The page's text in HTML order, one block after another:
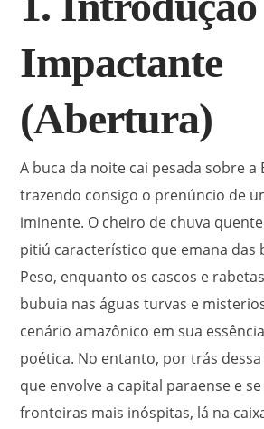
Impactante
(Abertura)
A buca da noite cai pesada sobre a
trazendo consigo o prenúncio de
iminente. O cheiro de chuva
pitiú característico que emana das
Peso, enquanto os cascos e
bubuia nas águas turvas e
cenário amazônico em sua
poética. No entanto, por trás
que envolve a capital paraense e
fronteiras mais inóspitas, lá na